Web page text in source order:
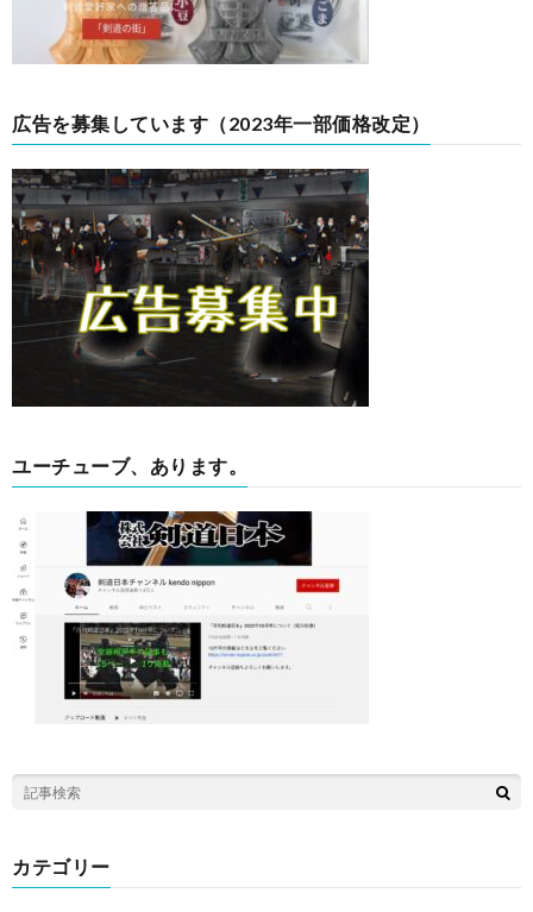
広告を募集しています（2023年一部価格改定）
ユーチューブ、あります。
カテゴリー